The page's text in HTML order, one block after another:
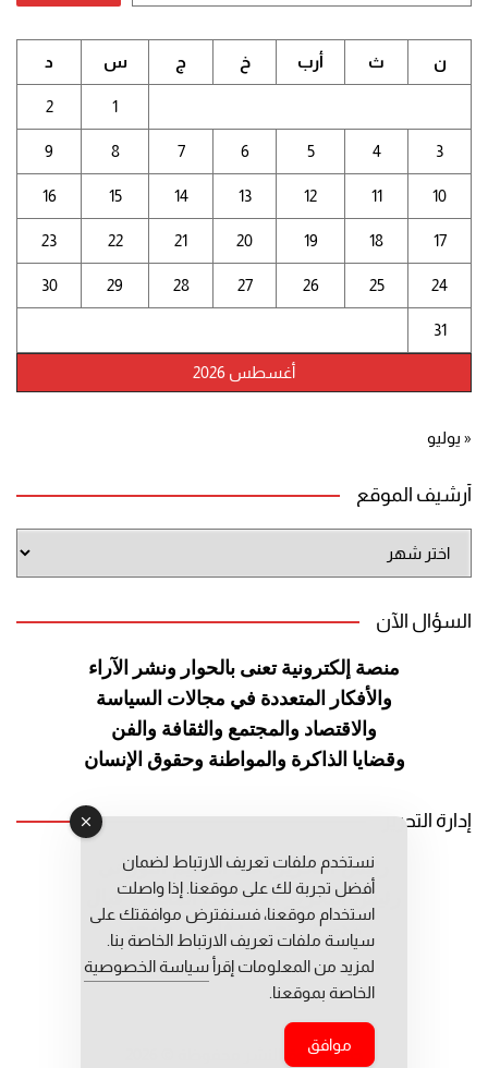
أغسطس 2026
ن ث أرب خ ج س د
1
2
3
4
5
6
7
8
9
10
11
12
13
14
15
16
17
18
19
20
21
22
23
24
25
26
27
28
29
30
31
« يوليو
أرشيف الموقع
الموقع
السؤال الآن
منصة إلكترونية تعنى بالحوار ونشر
الآراء
والأفكار المتعددة في مجالات السياسة
والاقتصاد والمجتمع والثقافة والفن
وقضايا الذاكرة والمواطنة وحقوق الإنسان
إدارة التحرير
رئيس التحرير: عبد الرحيم التوراني
رئيس التحرير المساعد: المعطي قبال
مديرة التحرير: فاطمة حوحو
جميع حقوق النشر محفوظة © 2026
نستخدم ملفات تعريف الارتباط لضمان
أفضل تجربة لك على موقعنا. إذا واصلت
استخدام موقعنا، فسنفترض موافقتك على
سياسة ملفات تعريف الارتباط الخاصة بنا.
لمزيد من المعلومات إقرأ سياسة الخصوصية
الخاصة بموقعنا.
موافق